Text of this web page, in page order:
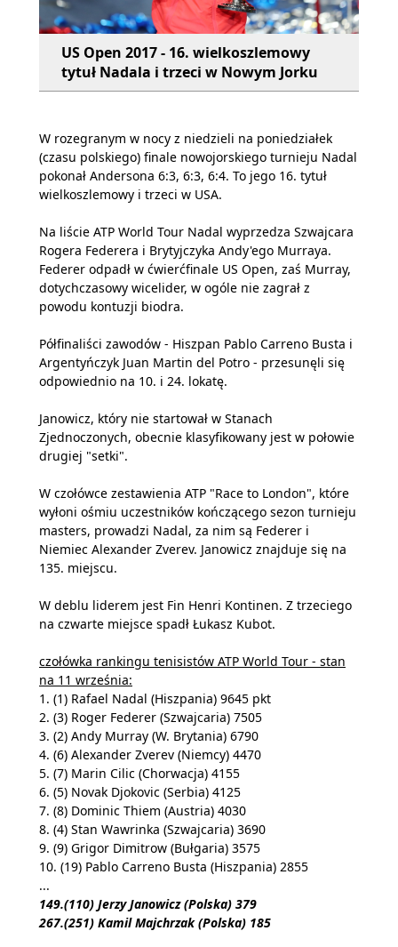
US Open 2017 - 16. wielkoszlemowy
tytuł Nadala i trzeci w Nowym Jorku
W rozegranym w nocy z niedzieli na poniedziałek
(czasu polskiego) finale nowojorskiego turnieju Nadal
pokonał Andersona 6:3, 6:3, 6:4. To jego 16. tytuł
wielkoszlemowy i trzeci w USA.
Na liście ATP World Tour Nadal wyprzedza Szwajcara
Rogera Federera i Brytyjczyka Andy'ego Murraya.
Federer odpadł w ćwierćfinale US Open, zaś Murray,
dotychczasowy wicelider, w ogóle nie zagrał z
powodu kontuzji biodra.
Półfinaliści zawodów - Hiszpan Pablo Carreno Busta i
Argentyńczyk Juan Martin del Potro - przesunęli się
odpowiednio na 10. i 24. lokatę.
Janowicz, który nie startował w Stanach
Zjednoczonych, obecnie klasyfikowany jest w połowie
drugiej "setki".
W czołówce zestawienia ATP "Race to London", które
wyłoni ośmiu uczestników kończącego sezon turnieju
masters, prowadzi Nadal, za nim są Federer i
Niemiec Alexander Zverev. Janowicz znajduje się na
135. miejscu.
W deblu liderem jest Fin Henri Kontinen. Z trzeciego
na czwarte miejsce spadł Łukasz Kubot.
czołówka rankingu tenisistów ATP World Tour - stan
na 11 września:
1. (1) Rafael Nadal (Hiszpania) 9645 pkt
2. (3) Roger Federer (Szwajcaria) 7505
3. (2) Andy Murray (W. Brytania) 6790
4. (6) Alexander Zverev (Niemcy) 4470
5. (7) Marin Cilic (Chorwacja) 4155
6. (5) Novak Djokovic (Serbia) 4125
7. (8) Dominic Thiem (Austria) 4030
8. (4) Stan Wawrinka (Szwajcaria) 3690
9. (9) Grigor Dimitrow (Bułgaria) 3575
10. (19) Pablo Carreno Busta (Hiszpania) 2855
...
149.(110) Jerzy Janowicz (Polska) 379
267.(251) Kamil Majchrzak (Polska) 185